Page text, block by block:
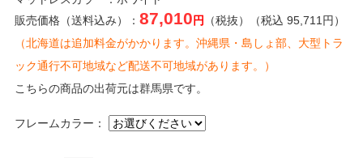
販売価格（送料込み）：87,010 円
（税抜）（税込 95,711円）
（北海道は追加料金がかかります。沖縄県・島しょ部、大型トラ
ック通行不可地域など配送不可地域があります。）
こちらの商品の出荷元は群馬県です。
フレームカラー：